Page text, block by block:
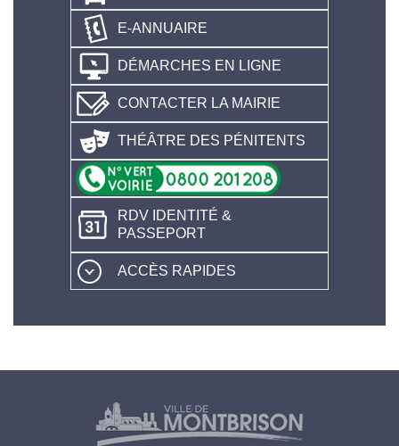
E-ANNUAIRE
DÉMARCHES EN LIGNE
CONTACTER LA MAIRIE
THÉÂTRE DES PÉNITENTS
RDV IDENTITÉ &
PASSEPORT
ACCÈS RAPIDES